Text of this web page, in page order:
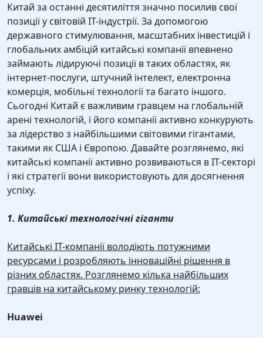
Китай за останні десятиліття значно посилив свої
позиції у світовій IT-індустрії. За допомогою
державного стимулювання, масштабних інвестицій і
глобальних амбіцій китайські компанії впевнено
займають лідируючі позиції в таких областях, як
інтернет-послуги, штучний інтелект, електронна
комерція, мобільні технології та багато іншого.
Сьогодні Китай є важливим гравцем на глобальній
арені технологій, і його компанії активно конкурують
за лідерство з найбільшими світовими гігантами,
такими як США і Європою. Давайте розглянемо, які
китайські компанії активно розвиваються в IT-секторі
і які стратегії вони використовують для досягнення
успіху.
1. Китайські технологічні гіганти
Китайські IT-компанії володіють потужними
ресурсами і розробляють інноваційні рішення в
різних областях. Розглянемо кілька найбільших
гравців на китайському ринку технологій:
Huawei